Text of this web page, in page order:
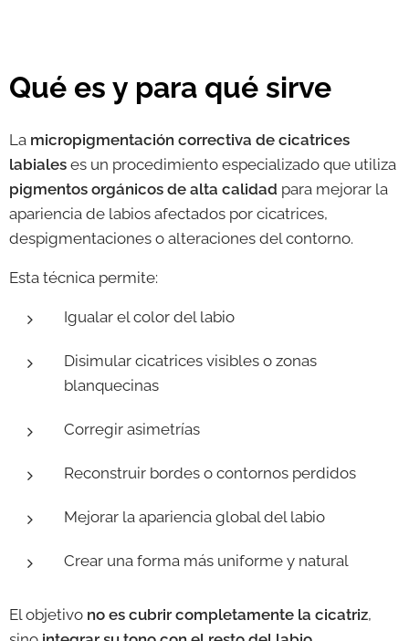
Qué es y para qué sirve
La micropigmentación correctiva de cicatrices
labiales es un procedimiento especializado que utiliza
pigmentos orgánicos de alta calidad para mejorar la
apariencia de labios afectados por cicatrices,
despigmentaciones o alteraciones del contorno.
Esta técnica permite:
Igualar el color del labio
Disimular cicatrices visibles o zonas
blanquecinas
Corregir asimetrías
Reconstruir bordes o contornos perdidos
Mejorar la apariencia global del labio
Crear una forma más uniforme y natural
El objetivo no es cubrir completamente la cicatriz,